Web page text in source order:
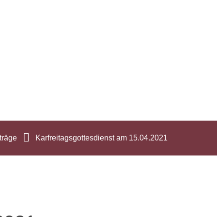
Karfreitagsgottesdienst am 15.04.2021